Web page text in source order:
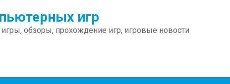
игр
обзоры, прохождение игр, игровые новости